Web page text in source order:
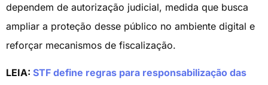
dependem de autorização judicial, medida que busca
ampliar a proteção desse público no ambiente digital e
reforçar mecanismos de fiscalização.
LEIA: STF define regras para responsabilização das